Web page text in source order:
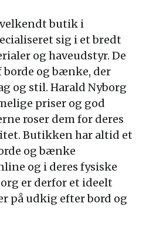
butik i
sig i et bredt
og haveudstyr. De
og bænke, der
og stil. Harald Nyborg
priser og god
roser dem for deres
Butikken har altid et
og bænke
og i deres fysiske
er derfor et ideelt
på udkig efter bord og